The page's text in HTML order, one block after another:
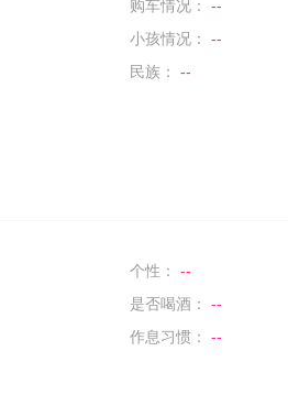
购车情况：
--
小孩情况：
--
民族：
--
个性：
--
是否喝酒：
--
作息习惯：
--